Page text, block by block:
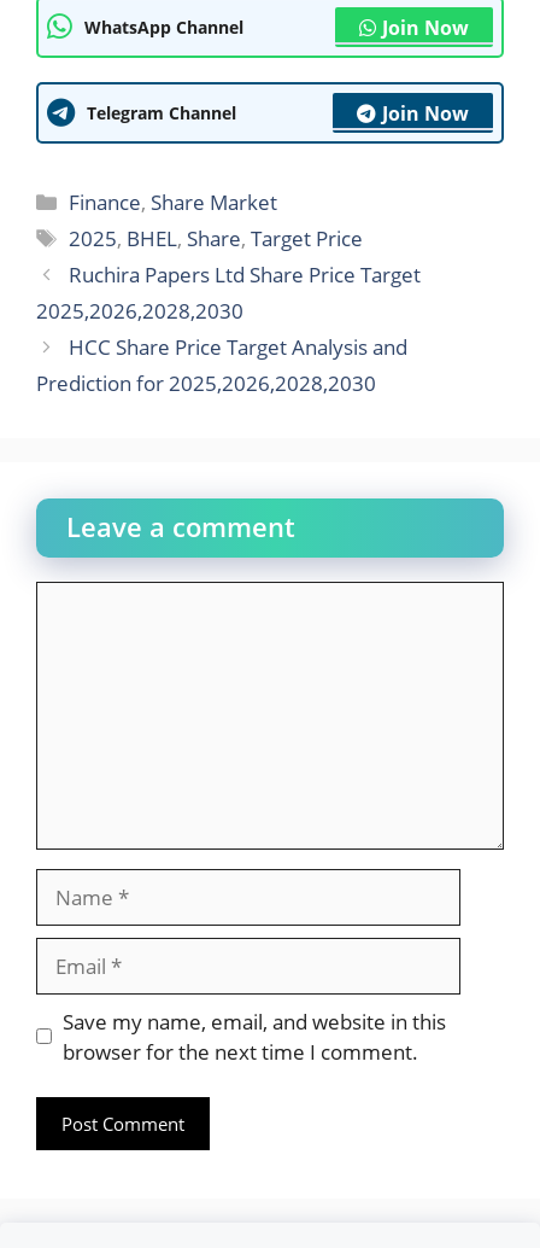
WhatsApp Channel Join Now
Telegram Channel Join Now
Categories
Finance, Share Market
Tags
2025, BHEL, Share,Target Price
Ruchira Papers Ltd Share Price Target
2025,2026,2028,2030
HCC Share Price Target Analysis and
Prediction for 2025,2026,2028,2030
Leave a comment
Website
Save my name, email, and website in this
browser for the next time I comment.